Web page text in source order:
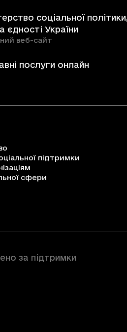
соціальної політики,
єдності України
веб-сайт
послуги онлайн
підтримки
сфери
за підтримки